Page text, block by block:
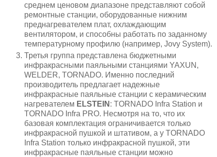
среднем ценовом диапазоне представляют собой
ремонтные станции, оборудованные нижним
преднагревателем плат, охлаждающим
вентилятором, и способны работать по заданному
температурному профилю (например, Jovy System).
Третья группа представлена бюджетными
инфракрасными паяльными станциями YAXUN,
WELDER, TORNADO. Именно последний
производитель предлагает надежные
инфракрасные паяльные станции с керамическим
нагревателем ELSTEIN : TORNADO Infra Station и
TORNADO Infra PRO. Несмотря на то, что их
базовая комплектация ограничивается только
инфракрасной пушкой и штативом, а у TORNADO
Infra Station только инфракрасной пушкой, эти
инфракрасные паяльные станции можно